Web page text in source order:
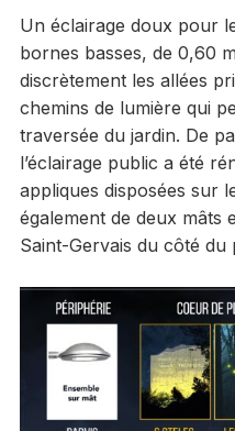
Un éclairage doux pour
bornes basses, de 0,60
discrètement les allées
chemins de lumière qui
traversée du jardin. De
l’éclairage public a été
appliques disposées sur
également de deux mâts
Saint-Gervais du côté du